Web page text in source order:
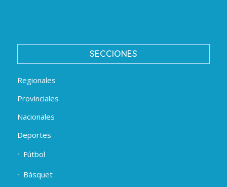
SECCIONES
Regionales
Provinciales
Nacionales
Deportes
Fútbol
Básquet